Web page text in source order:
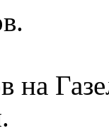
на